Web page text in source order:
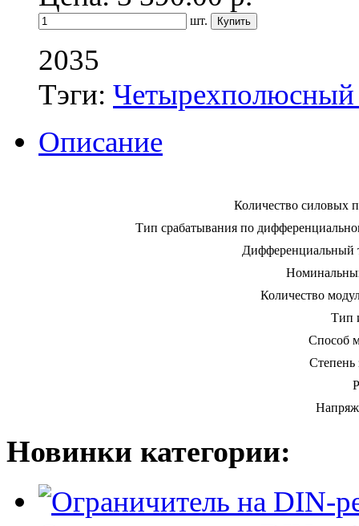
шт.
2035
Тэги: Четырехполюсный
Описание
Количество силовых
Тип срабатывания по
Дифференциальный
Количество
Тип
Способ
Новинки категории: